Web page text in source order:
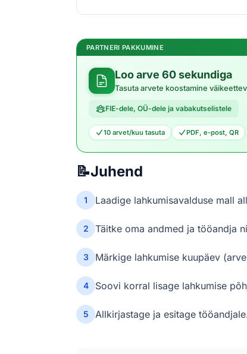
PARTNERI PAKKUMINE
Loo arve 60 sekundiga
Tasuta arvete koostamine
FIE-dele, OÜ-dele ja vabakutselistele
10 arvet/kuu tasuta PDF, e-post, QR
📝Juhend
1 Laadige lahkumisavalduse mall
2 Täitke oma andmed ja tööandja
3 Märkige lahkumise kuupäev
4 Soovi korral lisage lahkumise
5 Allkirjastage ja esitage